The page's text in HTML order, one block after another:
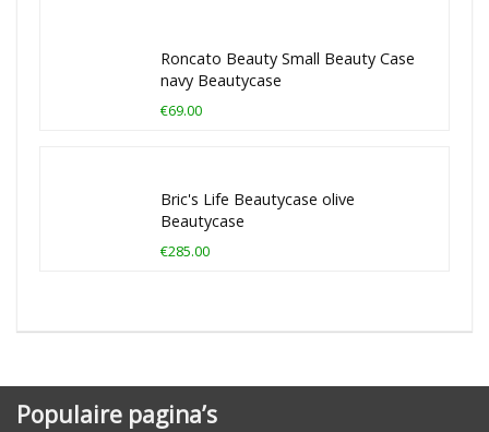
Roncato Beauty Small Beauty Case
navy Beautycase
€69.00
Bric's Life Beautycase olive
Beautycase
€285.00
Populaire pagina’s